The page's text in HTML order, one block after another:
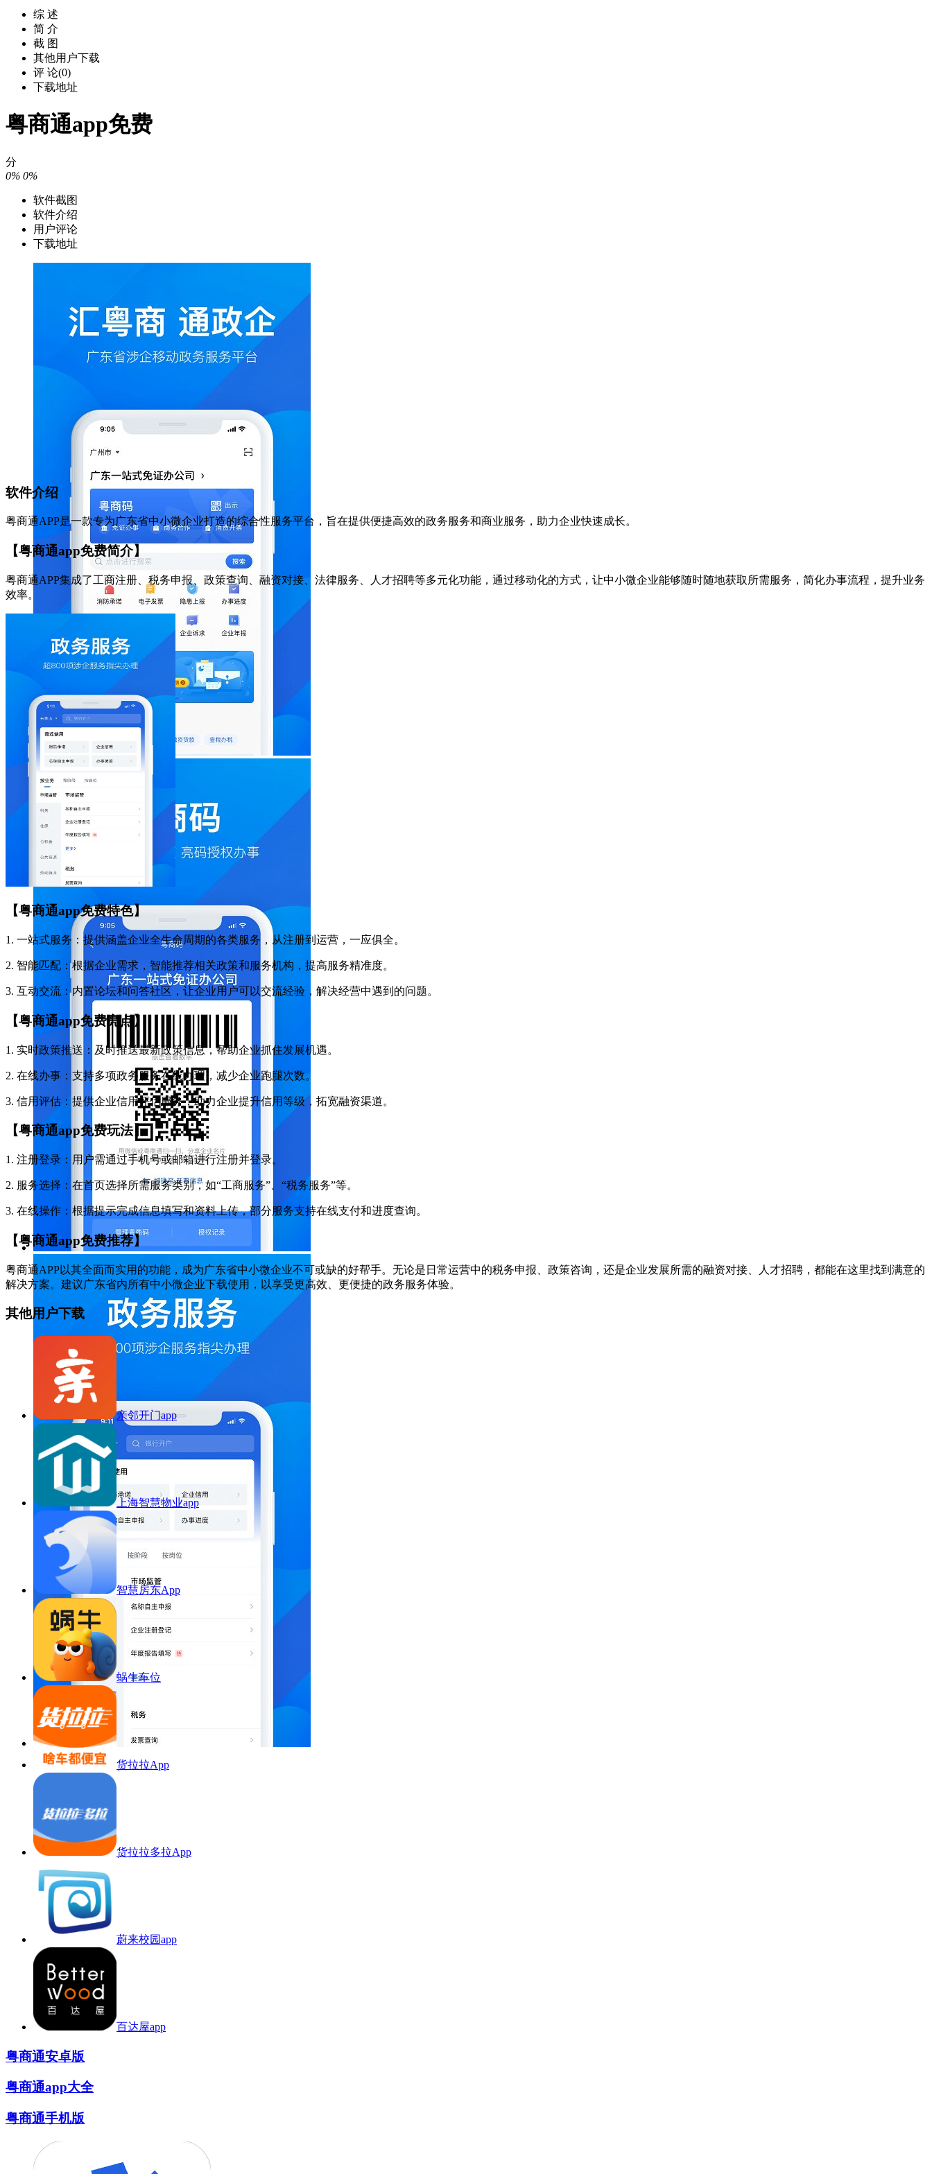
综 述
简 介
截 图
其他用户下载
评 论(0)
下载地址
粤商通app免费
分
0% 0%
软件截图
软件介绍
用户评论
下载地址
软件介绍
粤商通APP是一款专为广东省中小微企业打造的综合性服务平台，旨在提供便捷高效的政务服务和商业服务，助力企业快速成长。
【粤商通app免费简介】
粤商通APP集成了工商注册、税务申报、政策查询、融资对接、法律服务、人才招聘等多元化功能，通过移动化的方式，让中小微企业能够随时随地获取所需服务，简化办事流程，提升业务
效率。
【粤商通app免费特色】
1. 一站式服务：提供涵盖企业全生命周期的各类服务，从注册到运营，一应俱全。
2. 智能匹配：根据企业需求，智能推荐相关政策和服务机构，提高服务精准度。
3. 互动交流：内置论坛和问答社区，让企业用户可以交流经验，解决经营中遇到的问题。
【粤商通app免费亮点】
1. 实时政策推送：及时推送最新政策信息，帮助企业抓住发展机遇。
2. 在线办事：支持多项政务服务在线办理，减少企业跑腿次数。
3. 信用评估：提供企业信用评估服务，助力企业提升信用等级，拓宽融资渠道。
【粤商通app免费玩法】
1. 注册登录：用户需通过手机号或邮箱进行注册并登录。
2. 服务选择：在首页选择所需服务类别，如“工商服务”、“税务服务”等。
3. 在线操作：根据提示完成信息填写和资料上传，部分服务支持在线支付和进度查询。
【粤商通app免费推荐】
粤商通APP以其全面而实用的功能，成为广东省中小微企业不可或缺的好帮手。无论是日常运营中的税务申报、政策咨询，还是企业发展所需的融资对接、人才招聘，都能在这里找到满意的
解决方案。建议广东省内所有中小微企业下载使用，以享受更高效、更便捷的政务服务体验。
其他用户下载
亲邻开门app
上海智慧物业app
智慧房东App
蜗牛车位
货拉拉App
货拉拉多拉App
蔚来校园app
百达屋app
粤商通安卓版
粤商通app大全
粤商通手机版